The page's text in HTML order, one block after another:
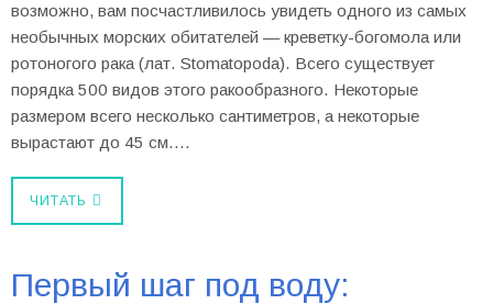
возможно, вам посчастливилось увидеть одного из самых
необычных морских обитателей — креветку-богомола или
ротоногого рака (лат. Stomatopoda). Всего существует
порядка 500 видов этого ракообразного. Некоторые
размером всего несколько сантиметров, а некоторые
вырастают до 45 см.…
ЧИТАТЬ
Первый шаг под воду: